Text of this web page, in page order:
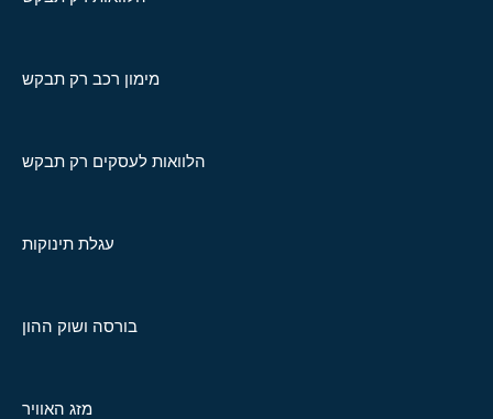
מימון רכב רק תבקש
הלוואות לעסקים רק תבקש
עגלת תינוקות
בורסה ושוק ההון
מזג האוויר